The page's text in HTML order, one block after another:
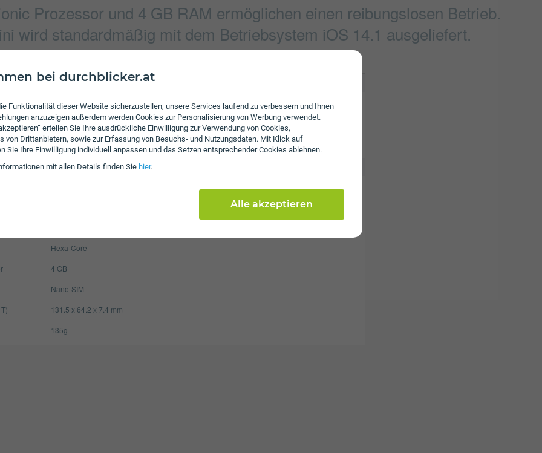
bei durchblicker.at
Funktionalität dieser Website sicherzustellen, unsere Services laufend zu verbessern und Ihnen
anzuzeigen außerdem werden Cookies zur Personalisierung von Werbung verwendet.
erteilen Sie Ihre ausdrückliche Einwilligung zur Verwendung von Cookies,
von Drittanbietern, sowie zur Erfassung von Besuchs- und Nutzungsdaten. Mit Klick auf
Sie Ihre Einwilligung individuell anpassen und das Setzen entsprechender Cookies ablehnen.
mit allen Details finden Sie hier.
Alle akzeptieren
Prozessor und 4 GB RAM ermöglichen einen reibungslosen Betrieb.
wird standardmäßig mit dem Betriebsystem iOS 14.1 ausgeliefert.
4032 x 3024 Pixel
4032 x 3024 Pixel
Bluetooth
NFC
WLAN
802.11 a/b/g/n/ac/6
Hexa-Core
4 GB
Nano-SIM
131.5 x 64.2 x 7.4 mm
135g
1080 x 2340 Pixel